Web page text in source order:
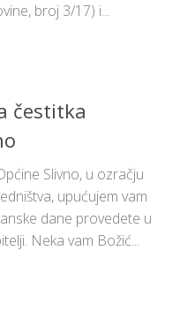
broj 3/17) i...
čestitka
Slivno, u ozračju
upućujem vam
dane provedete u
Neka vam Božić...